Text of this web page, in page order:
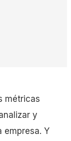
métricas
y
empresa. Y